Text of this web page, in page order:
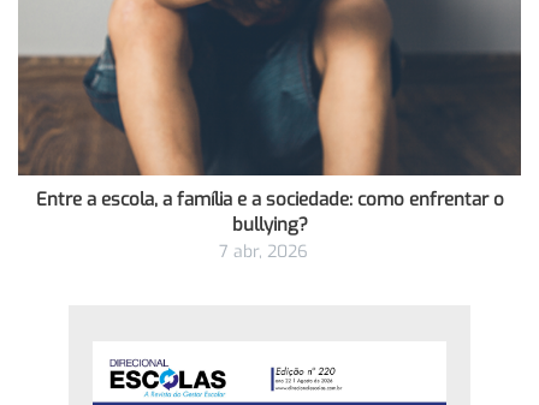
Entre a escola, a família e a sociedade: como enfrentar o
bullying?
7 abr, 2026